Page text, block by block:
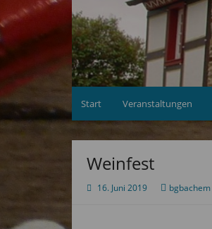
Start Veranstaltungen
Weinfest
16. Juni 2019 bgbachem